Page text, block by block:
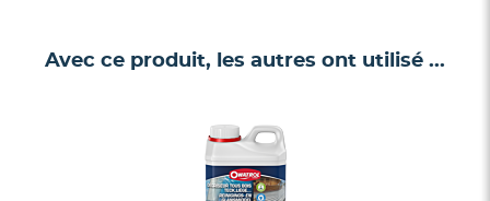
Avec ce produit, les autres ont utilisé ...